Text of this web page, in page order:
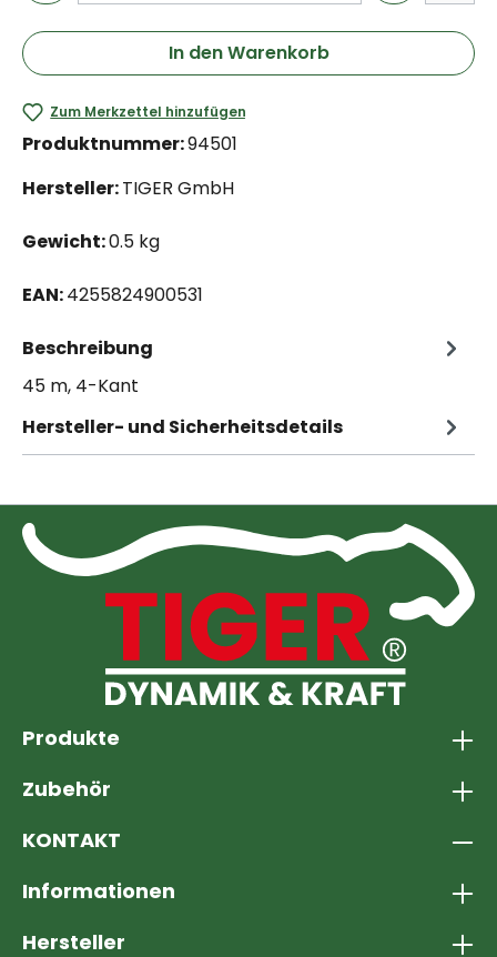
In den Warenkorb
Zum Merkzettel hinzufügen
Produktnummer:94501
Hersteller:TIGER GmbH
Gewicht:0.5 kg
EAN:4255824900531
Beschreibung
45 m, 4-Kant
Hersteller- und Sicherheitsdetails
Produkte
Zubehör
KONTAKT
Informationen
Hersteller